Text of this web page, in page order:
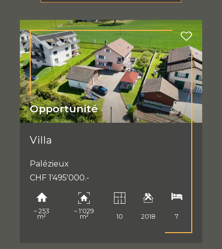
Opportunité
Villa
Palézieux
CHF 1'495'000.-
~ 253
m²
~ 1'029
m² 10 2018 7